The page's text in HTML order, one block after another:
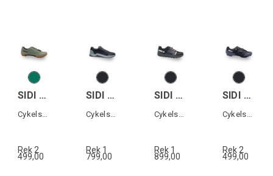
SIDI ASPER LACES
Cykelsko Grusväg
Rek 2
499,00
SIDI MOTUS
Cykelsko All terrain
Rek 1
799,00
SIDI ATOMUS
Rek 1
899,00
SIDI SILVIS XC
Rek 2
499,00